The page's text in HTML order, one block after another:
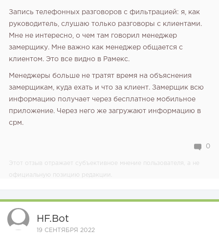
Запись телефонных разговоров с фильтрацией: я, как
руководитель, слушаю только разговоры с клиентами.
Мне не интересно, о чем там говорил менеджер
замерщику. Мне важно как менеджер общается с
клиентом. Это все видно в Рамекс.
Менеджеры больше не тратят время на объяснения
замерщикам, куда ехать и что за клиент. Замерщик всю
информацию получает через бесплатное мобильное
приложение. Через него же загружают информацию в
срм.
0
Этот отзыв отражает субъективное мнение пользователя, а не
официальную позицию редакции.
HF.bot
19 СЕНТЯБРЯ 2022